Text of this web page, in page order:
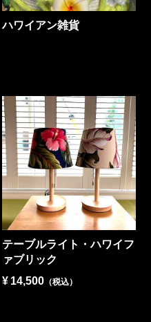
ハワイアン雑貨
テーブルライト・ハワイフ
ァブリック
¥ 14,500 （税込）